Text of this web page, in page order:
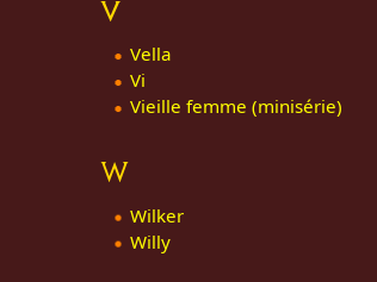
V
Vella
Vi
Vieille femme (minisérie)
W
Wilker
Willy